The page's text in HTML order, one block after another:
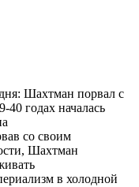
Шахтман порвал с
40 годах началась
со своим
Шахтман
в холодной